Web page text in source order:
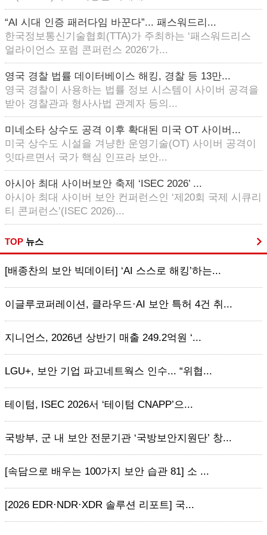
“AI 시대 인증 패러다임 바꾼다”... 패스워드리...
한국정보통신기술협회(TTA)가 주최하는 ‘패스워드리스
얼라이언스 포럼 콘퍼런스 2026’가...
영국 경찰 법률 데이터베이스 해킹, 경찰 등 13만...
영국 경찰이 사용하는 법률 정보 시스템이 사이버 공격을
받아 경찰관과 형사사법 관계자 등의...
미네소타 상수도 공격 이후 확대된 미국 OT 사이버...
미국 상수도 시설을 겨냥한 운영기술(OT) 사이버 공격이
잇따르면서 국가 핵심 인프라 보안...
아시아 최대 사이버보안 축제 ‘ISEC 2026’ ...
아시아 최대 사이버 보안 컨퍼런스인 ‘제20회 국제 시큐리
티 콘퍼런스’(ISEC 2026)...
TOP 뉴스
[배종찬의 보안 빅데이터] ‘AI 스스로 해킹’하는...
이글루코퍼레이션, 클라우드·AI 보안 특허 4건 취...
지니언스, 2026년 상반기 매출 249.2억원 ‘...
LGU+, 보안 기업 파고네트웍스 인수... “위협...
테이텀, ISEC 2026서 ‘테이텀 CNAPP’으...
국방부, 군 내 보안 전문기관 ‘국방보안지원단’ 창...
[속담으로 배우는 100가지 보안 습관 81] 소 ...
[2026 EDR·NDR·XDR 솔루션 리포트] 국...